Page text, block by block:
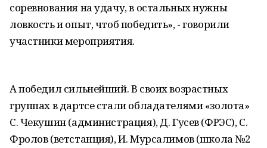
соревнования на удачу, в остальных нужны
ловкость и опыт, чтоб победить», - говорили
участники мероприятия.
А победил сильнейший. В своих возрастных
группах в дартсе стали обладателями «золота»
С. Чекушин (администрация), Д. Гусев (ФРЭС), С.
Фролов (ветстанция), И. Мурсалимов (школа №2